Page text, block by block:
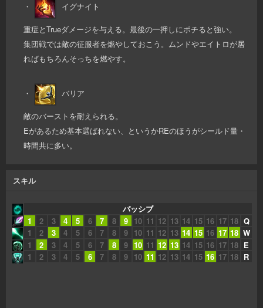
・ イグナイト
重症とTrueダメージを与える。最後の一押しにポチると強い。
集団戦では敵の征服者を燃やしておこう。ムンドやエイトロが居
ればもちろんそっちを燃やす。
・ バリア
敵のバーストを耐えられる。
Eがあるため基本選ばれない、というかREのほうがシールド量・
時間共に多い。
スキル
パッシブ
1
2 3 4 5 6 7 8 9 10 11 12 13 14 15 16 17 18 Q
1
2 3 4 5 6 7 8 9 10 11 12 13 14 15 16 17 18 W
1
2 3 4 5 6 7 8 9 10 11 12 13 14 15 16 17 18 E
1
2 3 4 5 6 7 8 9 10 11 12 13 14 15 16 17 18 R